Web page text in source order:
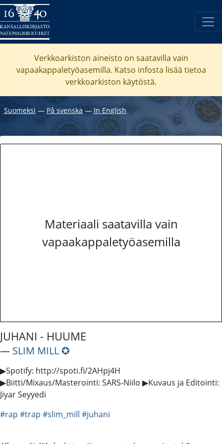
Verkkoarkiston aineisto on saatavilla vain
vapaakappaletyöasemilla. Katso infosta lisää tietoa
verkkoarkiston käytöstä.
Suomeksi ― På svenska ― In English
Materiaali saatavilla vain
vapaakappaletyöasemilla
JUHANI - HUUME
― SLIM MILL ✪
▶Spotify: http://spoti.fi/2AHpj4H
▶Biitti/Mixaus/Masterointi: SARS-Niilo ▶Kuvaus ja Editointi:
Jiyar Seyyedi
#rap #trap #slim_mill #juhani